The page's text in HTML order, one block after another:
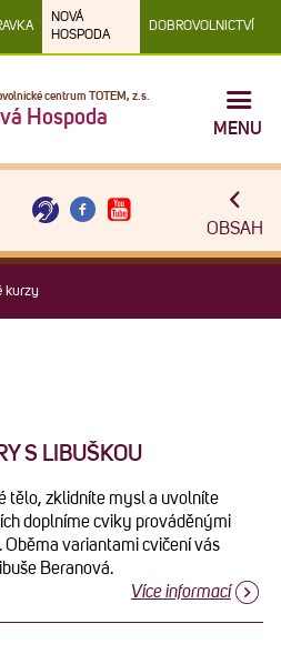
NOVÁ
HOSPODA
DOBROVOLNICTVÍ
centrum TOTEM, z.s.
Hospoda
MENU
OBSAH
kurzy
S LIBUŠKOU
tělo, zklidníte mysl a uvolníte
doplníme cviky prováděnými
Oběma variantami cvičení vás
Beranová.
Více informací